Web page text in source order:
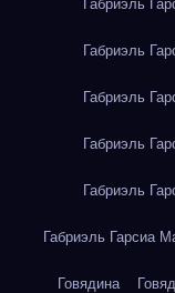
Габриэль
Габриэль
Габриэль
Габриэль
Габриэль
Габриэль Гарсиа
Говядина